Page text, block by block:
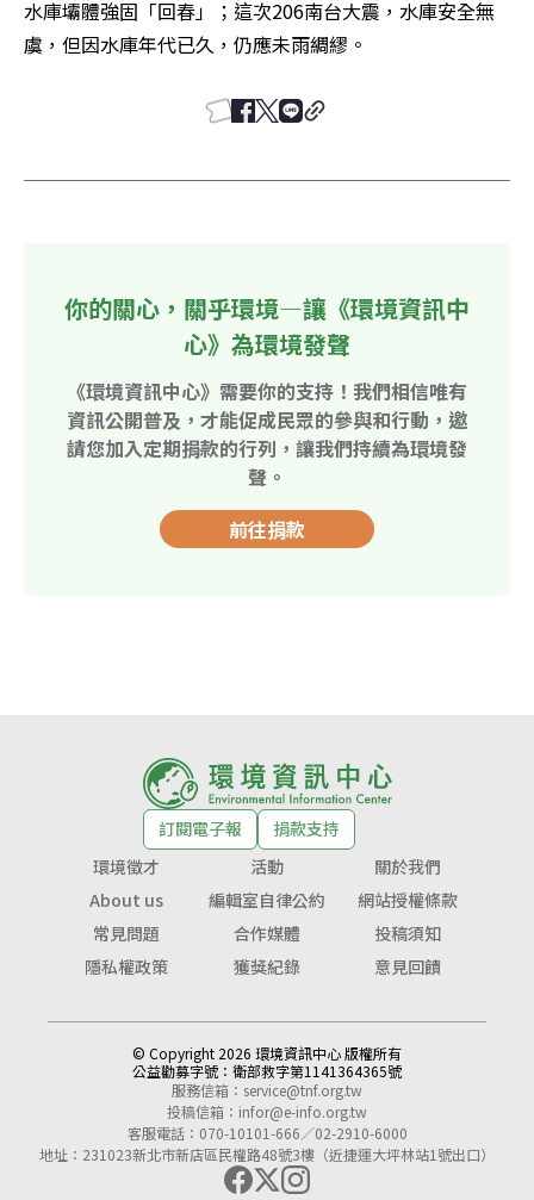
水庫壩體強固「回春」；這次206南台大震，水庫安全無
虞，但因水庫年代已久，仍應未雨綢繆。
你的關心，關乎環境—讓《環境資訊中
心》為環境發聲
《環境資訊中心》需要你的支持！我們相信唯有
資訊公開普及，才能促成民眾的參與和行動，邀
請您加入定期捐款的行列，讓我們持續為環境發
聲。
前往捐款
訂閱電子報
捐款支持
環境徵才
活動
關於我們
About us
編輯室自律公約
網站授權條款
常見問題
合作媒體
投稿須知
隱私權政策
獲獎紀錄 意見回饋
© Copyright 2026 環境資訊中心 版權所有
公益勸募字號： 衛部救字第1141364365號
服務信箱： service@tnf.org.tw
投稿信箱： infor@e-info.org.tw
客服電話：070-10101-666／02-2910-6000
地址：231023新北市新店區民權路48號3樓（近捷運大坪林站1號出口）